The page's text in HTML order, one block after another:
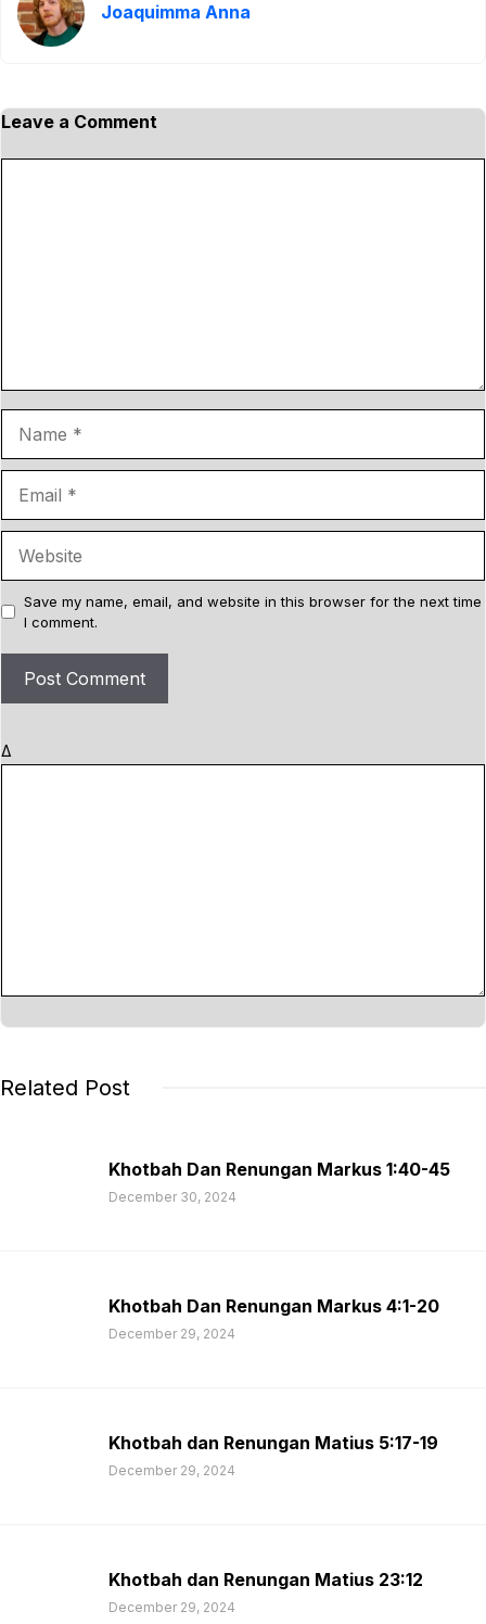
Joaquimma Anna
Leave a Comment
m
a
s
i
e
Save my name, email, and website in this browser for the next time
I comment.
Δ
Related Post
Khotbah Dan Renungan Markus 1:40-45
December 30, 2024
Khotbah Dan Renungan Markus 4:1-20
December 29, 2024
Khotbah dan Renungan Matius 5:17-19
December 29, 2024
Khotbah dan Renungan Matius 23:12
December 29, 2024